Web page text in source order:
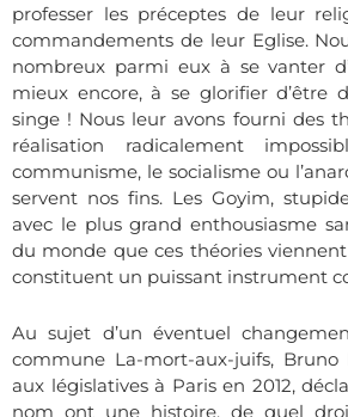
professer les préceptes de leur
commandements de leur Eglise.
nombreux parmi eux à se vanter
mieux encore, à se glorifier d’être
singe ! Nous leur avons fourni des
réalisation radicalement
communisme, le socialisme ou
servent nos fins. Les Goyim,
avec le plus grand enthousiasme
du monde que ces théories
constituent un puissant instrument
Au sujet d’un éventuel
commune La-mort-aux-juifs, Bruno
aux législatives à Paris en 2012,
nom ont une histoire, de quel